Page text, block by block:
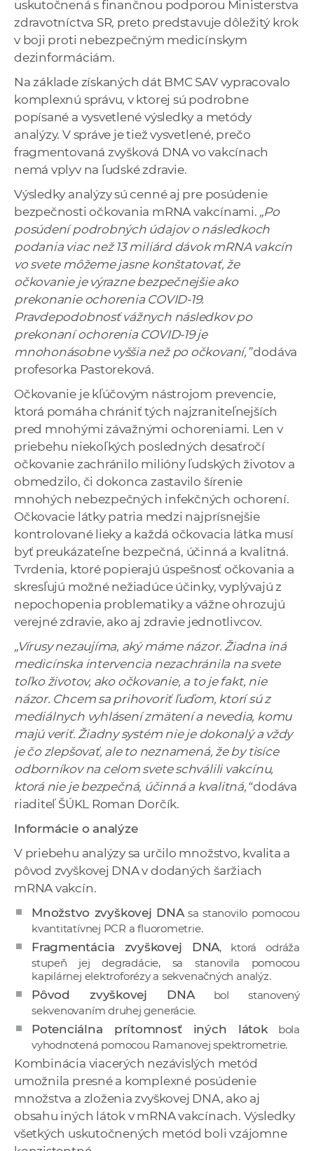
uskutočnená s finančnou podporou Ministerstva
zdravotníctva SR, preto predstavuje dôležitý krok
v boji proti nebezpečným medicínskym
dezinformáciám.
Na základe získaných dát BMC SAV vypracovalo
komplexnú správu, v ktorej sú podrobne
popísané a vysvetlené výsledky a metódy
analýzy. V správe je tiež vysvetlené, prečo
fragmentovaná zvyšková DNA vo vakcínach
nemá vplyv na ľudské zdravie.
Výsledky analýzy sú cenné aj pre posúdenie
bezpečnosti očkovania mRNA vakcínami. „Po
posúdení podrobných údajov o následkoch
podania viac než 13 miliárd dávok mRNA vakcín
vo svete môžeme jasne konštatovať, že
očkovanie je výrazne bezpečnejšie ako
prekonanie ochorenia COVID-19.
Pravdepodobnosť vážnych následkov po
prekonaní ochorenia COVID-19 je
mnohonásobne vyššia než po očkovaní,”dodáva
profesorka Pastoreková.
Očkovanie je kľúčovým nástrojom prevencie,
ktorá pomáha chrániť tých najzraniteľnejších
pred mnohými závažnými ochoreniami. Len v
priebehu niekoľkých posledných desaťročí
očkovanie zachránilo milióny ľudských životov a
obmedzilo, či dokonca zastavilo šírenie
mnohých nebezpečných infekčných ochorení.
Očkovacie látky patria medzi najprísnejšie
kontrolované lieky a každá očkovacia látka musí
byť preukázateľne bezpečná, účinná a kvalitná.
Tvrdenia, ktoré popierajú úspešnosť očkovania a
skresľujú možné nežiadúce účinky, vyplývajú z
nepochopenia problematiky a vážne ohrozujú
verejné zdravie, ako aj zdravie jednotlivcov.
„Vírusy nezaujíma, aký máme názor. Žiadna iná
medicínska intervencia nezachránila na svete
toľko životov, ako očkovanie, a to je fakt, nie
názor. Chcem sa prihovoriť ľuďom, ktorí sú z
mediálnych vyhlásení zmätení a nevedia, komu
majú veriť. Žiadny systém nie je dokonalý a vždy
je čo zlepšovať, ale to neznamená, že by tisíce
odborníkov na celom svete schválili vakcínu,
ktorá nie je bezpečná, účinná a kvalitná,“dodáva
riaditeľ ŠÚKL Roman Dorčík.
Informácie o analýze
V priebehu analýzy sa určilo množstvo, kvalita a
pôvod zvyškovej DNA v dodaných šaržiach
mRNA vakcín.
Množstvo zvyškovej DNAsa stanovilo pomocou
kvantitatívnej PCR a fluorometrie.
Fragmentácia zvyškovej DNA, ktorá odráža
stupeň jej degradácie, sa stanovila pomocou
kapilárnej elektroforézy a sekvenačných analýz.
Pôvod zvyškovej DNAbol stanovený
sekvenovaním druhej generácie.
Potenciálna prítomnosť iných látokbola
vyhodnotená pomocou Ramanovej spektrometrie.
Kombinácia viacerých nezávislých metód
umožnila presné a komplexné posúdenie
množstva a zloženia zvyškovej DNA, ako aj
obsahu iných látok v mRNA vakcínach. Výsledky
všetkých uskutočnených metód boli vzájomne